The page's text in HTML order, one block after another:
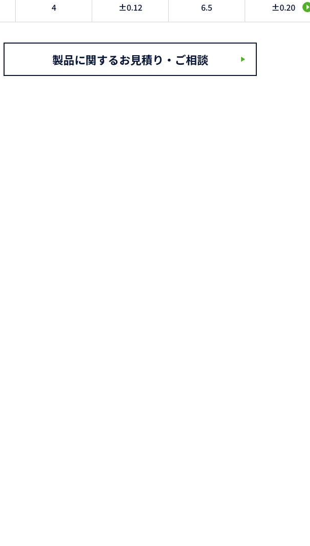
4 ±0.12 6.5 ±0.20
製品に関するお見積り・ご相談